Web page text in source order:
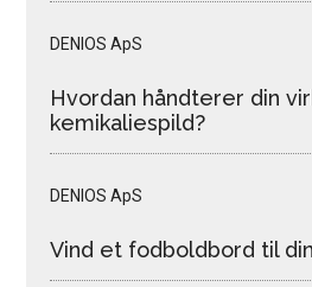
DENIOS ApS
Hvordan håndterer din
kemikaliespild?
DENIOS ApS
Vind et fodboldbord til